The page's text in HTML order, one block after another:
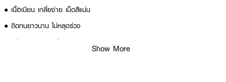
● เนื้อเนียน เกลี่ยง่าย เม็ดสีแน่น
● ติดทนยาวนาน ไม่หลุดร่วง
● ตลับขนาดพกพาง่าย
Show More